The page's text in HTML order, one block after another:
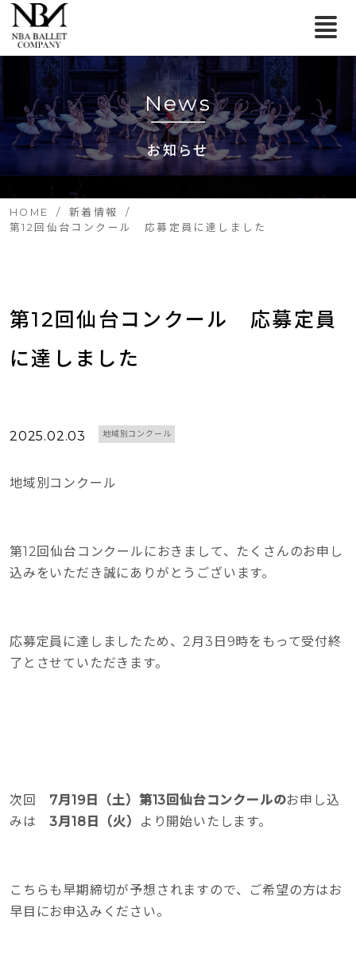
News
お知らせ
HOME
新着情報
第12回仙台コンクール 応募定員に達しました
第12回仙台コンクール　応募定員
に達しました
2025.02.03 地域別コンクール
地域別コンクール
第12回仙台コンクールにおきまして、たくさんのお申し
込みをいただき誠にありがとうございます。
応募定員に達しましたため、2月3日9時をもって受付終
了とさせていただきます。
次回 7月19日（土）第13回仙台コンクールのお申し込
みは 3月18日（火） より開始いたします。
こちらも早期締切が予想されますので、ご希望の方はお
早目にお申込みください。